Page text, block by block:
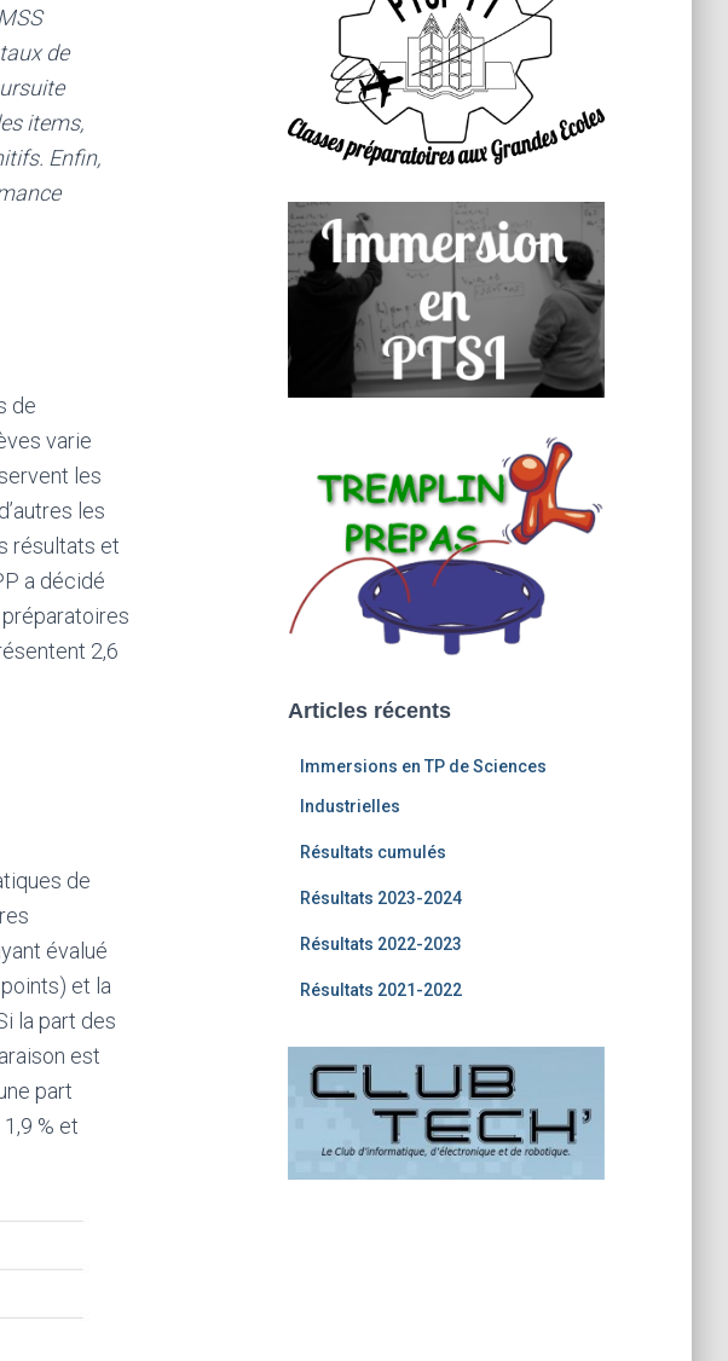
de
items,
Enfin,
de
varie
les
les
résultats et
a décidé
2,6
de
évalué
et la
la part des
est
part
% et
Articles récents
Immersions en TP de Sciences
Industrielles
Résultats cumulés
Résultats 2023-2024
Résultats 2022-2023
Résultats 2021-2022